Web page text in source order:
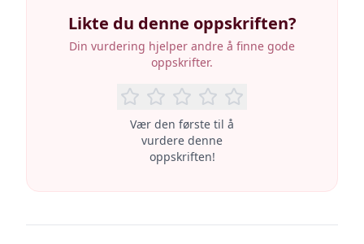
Likte du denne oppskriften?
Din vurdering hjelper andre å finne gode
oppskrifter.
Vær den første til å
vurdere denne
oppskriften!